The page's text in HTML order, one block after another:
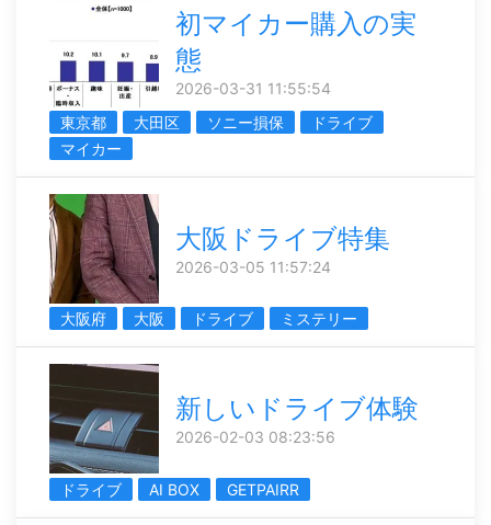
初マイカー購入の実
態
2026-03-31 11:55:54
東京都
大田区 ソニー損保
ドライブ
マイカー
大阪ドライブ特集
2026-03-05 11:57:24
大阪府 大阪 ドライブ ミステリー
新しいドライブ体験
2026-02-03 08:23:56
ドライブ AI BOX GETPAIRR